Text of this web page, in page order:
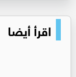
اقرأ أيضا